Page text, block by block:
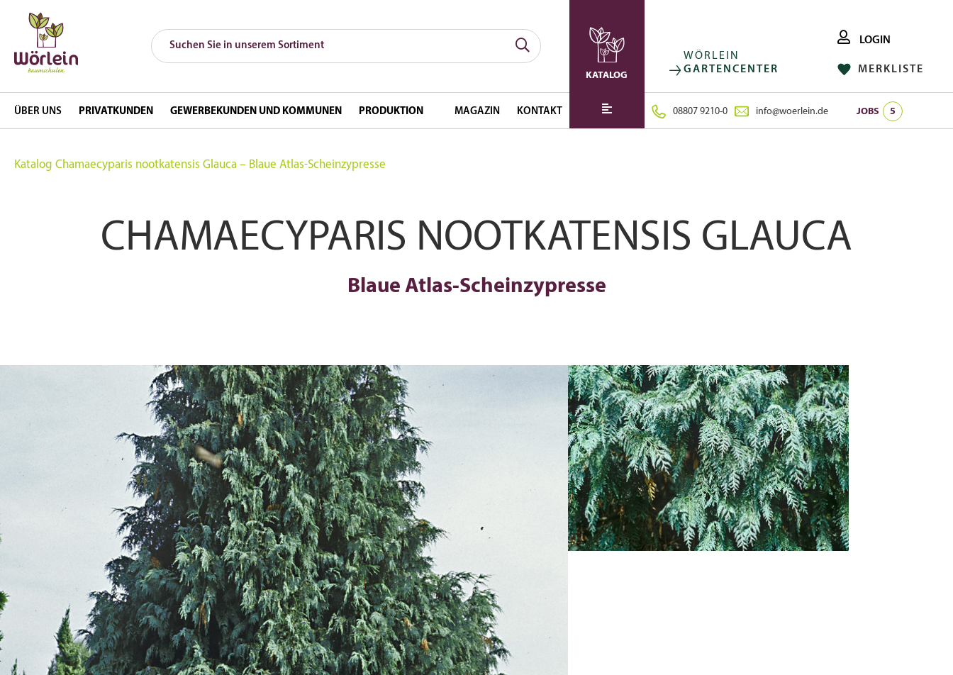
KATALOG
ÜBER UNS PRIVATKUNDEN GEWERBEKUNDEN UND KOMMUNEN PRODUKTION MAGAZIN KONTAKT
WÖRLEIN
GARTENCENTER
LOGIN
MERKLISTE
08807 9210-0 info@woerlein.de JOBS 5
FOLGE UNS AUF: INSTAGRAM FACEBOOK
Katalog Chamaecyparis nootkatensis Glauca – Blaue Atlas-Scheinzypresse
CHAMAECYPARIS NOOTKATENSIS GLAUCA
Blaue Atlas-Scheinzypresse